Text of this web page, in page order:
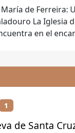
de Ferreira:
de Santa María
en el
1
de Santa